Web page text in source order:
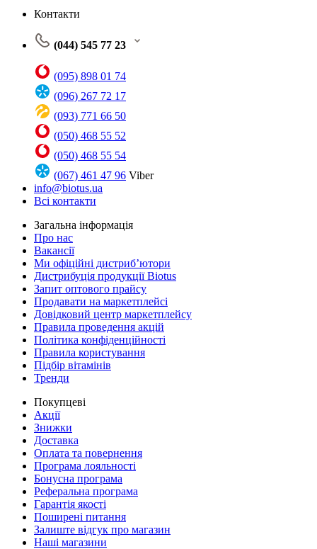
Контакти
(044) 545 77 23
(095) 898 01 74
(096) 267 72 17
(093) 771 66 50
(050) 468 55 52
(050) 468 55 54
(067) 461 47 96 Viber
info@biotus.ua
Всі контакти
Загальна інформація
Про нас
Вакансії
Ми офіційні дистриб’ютори
Дистрибуція продукції Biotus
Запит оптового прайсу
Продавати на маркетплейсі
Довідковий центр маркетплейсу
Правила проведення акцій
Політика конфіденційності
Правила користування
Підбір вітамінів
Тренди
Покупцеві
Акції
Знижки
Доставка
Оплата та повернення
Програма лояльності
Бонусна програма
Реферальна програма
Гарантія якості
Поширені питання
Залиште відгук про магазин
Наші магазини